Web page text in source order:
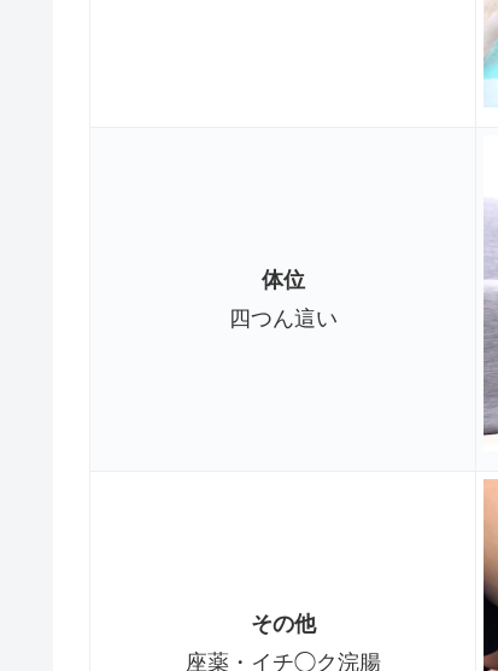
体位
四つん這い
その他
座薬・イチ◯ク浣腸